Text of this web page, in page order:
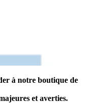
à notre boutique de
et averties.